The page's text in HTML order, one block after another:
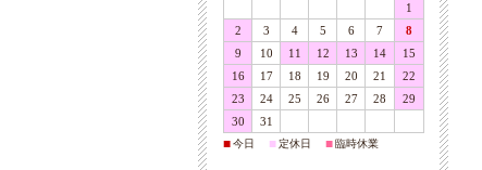
1
2
3 4 5 6 7
8
9
10 11 12 13 14
15
16
17 18 19 20 21
22
23
24 25 26 27 28
29
30
31
■今日 ■定休日 ■臨時休業